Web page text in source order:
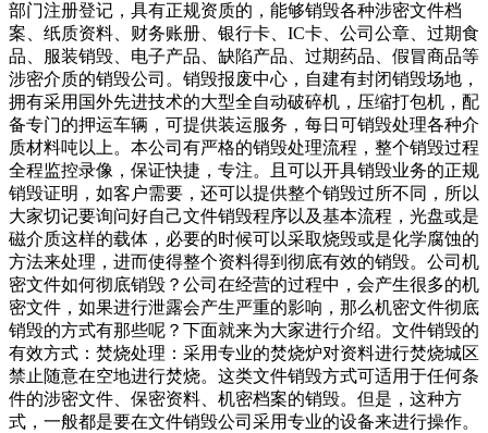
部门注册登记，具有正规资质的，能够销毁各种涉密文件档
案、纸质资料、财务账册、银行卡、IC卡、公司公章、过期食
品、服装销毁、电子产品、缺陷产品、过期药品、假冒商品等
涉密介质的销毁公司。销毁报废中心，自建有封闭销毁场地，
拥有采用国外先进技术的大型全自动破碎机，压缩打包机，配
备专门的押运车辆，可提供装运服务，每日可销毁处理各种介
质材料吨以上。本公司有严格的销毁处理流程，整个销毁过程
全程监控录像，保证快捷，专注。且可以开具销毁业务的正规
销毁证明，如客户需要，还可以提供整个销毁过所不同，所以
大家切记要询问好自己文件销毁程序以及基本流程，光盘或是
磁介质这样的载体，必要的时候可以采取烧毁或是化学腐蚀的
方法来处理，进而使得整个资料得到彻底有效的销毁。公司机
密文件如何彻底销毁？公司在经营的过程中，会产生很多的机
密文件，如果进行泄露会产生严重的影响，那么机密文件彻底
销毁的方式有那些呢？下面就来为大家进行介绍。文件销毁的
有效方式：焚烧处理：采用专业的焚烧炉对资料进行焚烧城区
禁止随意在空地进行焚烧。这类文件销毁方式可适用于任何条
件的涉密文件、保密资料、机密档案的销毁。但是，这种方
式，一般都是要在文件销毁公司采用专业的设备来进行操作。